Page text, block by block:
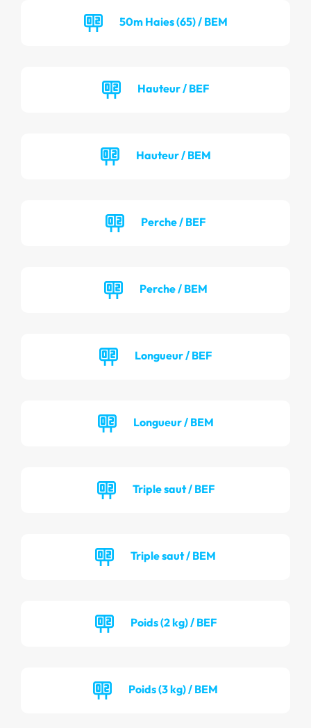
50m Haies (65) / BEM
Hauteur / BEF
Hauteur / BEM
Perche / BEF
Perche / BEM
Longueur / BEF
Longueur / BEM
Triple saut / BEF
Triple saut / BEM
Poids (2 kg) / BEF
Poids (3 kg) / BEM